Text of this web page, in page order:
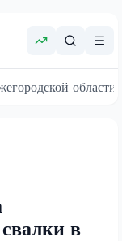
области
в